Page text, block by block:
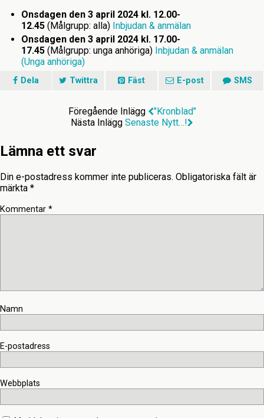
Onsdagen den 3 april 2024 kl. 12.00-
12.45 (Målgrupp: alla) Inbjudan & anmälan
Onsdagen den 3 april 2024 kl. 17.00-
17.45(Målgrupp: unga anhöriga) Inbjudan & anmälan
(Unga anhöriga)
Dela Twittra Fäst E-post SMS
Föregående Inlägg
"Kronblad"
Nästa Inlägg Senaste Nytt…!
Lämna ett svar
Din e-postadress kommer inte publiceras. Obligatoriska fält är
märkta *
Kommentar *
Namn
E-postadress
Webbplats